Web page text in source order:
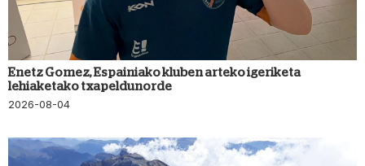
Enetz Gomez, Espainiako kluben arteko igeriketa
lehiaketako txapeldunorde
2026-08-04